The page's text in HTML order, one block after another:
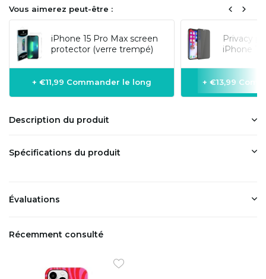
Vous aimerez peut-être :
iPhone 15 Pro Max screen
protector (verre trempé)
+ €11,99 Commander le long
Privacy
iPhone
+ €13,99
Description du produit
Spécifications du produit
Évaluations
Récemment consulté